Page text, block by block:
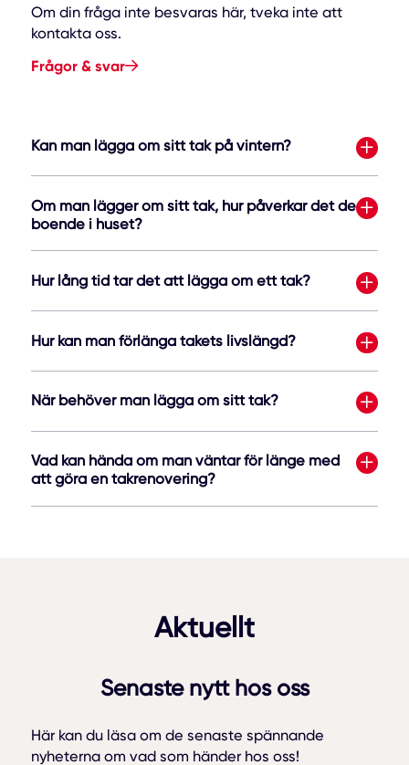
Om din fråga inte besvaras här, tveka inte att
kontakta oss.
Frågor & svar
Kan man lägga om sitt tak på vintern?
Om man lägger om sitt tak, hur påverkar det de
boende i huset?
Hur lång tid tar det att lägga om ett tak?
Hur kan man förlänga takets livslängd?
När behöver man lägga om sitt tak?
Vad kan hända om man väntar för länge med
att göra en takrenovering?
Aktuellt
Senaste nytt hos oss
Här kan du läsa om de senaste spännande
nyheterna om vad som händer hos oss!